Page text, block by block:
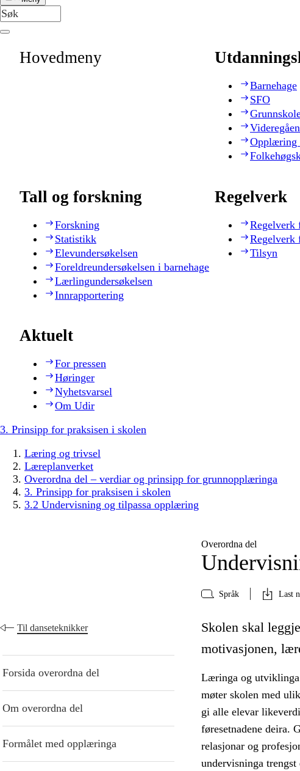
Hovedmeny
Barnehage
SFO
Opplæring
Tall og forskning
Forskning
Statistikk
Elevundersøkelsen
Foreldreundersøkelsen i barnehage
Lærlingundersøkelsen
Innrapportering
Regelverk
Regelverk
Regelverk
Tilsyn
Aktuelt
For pressen
Høringer
Nyhetsvarsel
Om Udir
3. Prinsipp for praksisen i skolen
Læring og trivsel
Læreplanverket
Overordna del – verdiar og prinsipp for grunnopplæringa
3. Prinsipp for praksisen i skolen
3.2 Undervisning og tilpassa opplæring
Overordna del
Språk Last
Til danseteknikker
Forsida overordna del
Om overordna del
Formålet med opplæringa
Skolen skal
motivasjonen,
Læringa og utviklinga
møter skolen med
gi alle elevar
føresetnadene deira.
relasjonar og
undervisninga